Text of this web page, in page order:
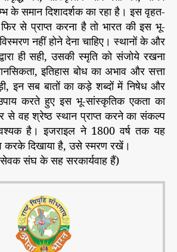
के समान दिशादर्शक का रहा है। इस वृहत-
से प्राप्त करना है तो भारत की इस भू-
नहीं होने देना चाहिए। स्थानों के और
ही सही, उसकी स्मृति को संजोये रखना
इतिहास बोध का अभाव और सत्ता
इन सब बातों का कड़े शब्दों में निषेध और
करते हुए इस भू-सांस्कृतिक एकता का
से वह श्रेष्ठ स्थान प्राप्त करने का संकल्प
है। इजराइल ने 1800 वर्ष तक यह
करके दिखाया है, उसे स्मरण रखें।
संघ के सह सरकार्यवाह हैं)